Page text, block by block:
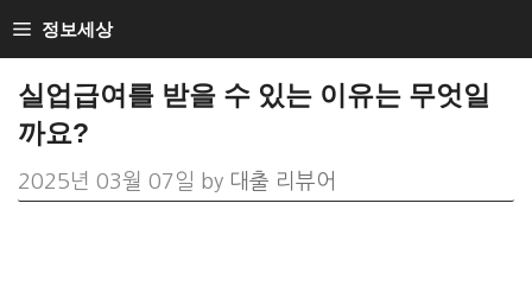
Skip
to
content
정보세상
실업급여를 받을 수 있는 이유는 무엇일
까요?
2025년 03월 07일 by 대출 리뷰어